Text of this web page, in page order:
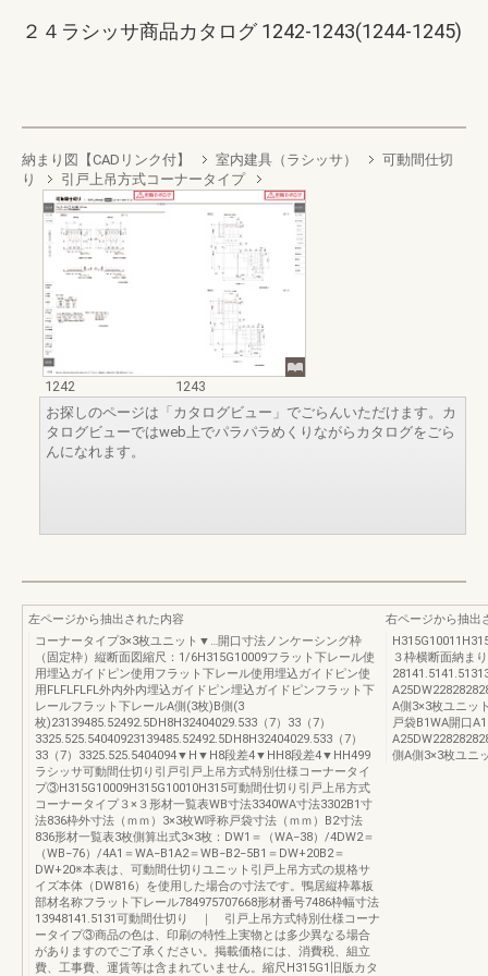
２４ラシッサ商品カタログ 1242-1243(1244-1245)
納まり図【CADリンク付】 室内建具（ラシッサ）
可動間仕切
り
引戸上吊方式コーナータイプ
1242
1243
お探しのページは「カタログビュー」でごらんいただけます。カ
タログビューではweb上でパラパラめくりながらカタログをごら
んになれます。
左ページから抽出された内容
コーナータイプ3×3枚ユニット▼…開口寸法ノンケーシング枠
（固定枠）縦断面図縮尺：1/6H315G10009フラット下レール使
用埋込ガイドピン使用フラット下レール使用埋込ガイドピン使
用FLFLFLFL外内外内埋込ガイドピン埋込ガイドピンフラット下
レールフラット下レールA側(3枚)B側(3
枚)23139485.52492.5DH8H32404029.533（7）33（7）
3325.525.54040923139485.52492.5DH8H32404029.533（7）
33（7）3325.525.5404094▼H▼H8段差4▼HH8段差4▼HH499
ラシッサ可動間仕切り引戸引戸上吊方式特別仕様コーナータイ
プ③H315G10009H315G10010H315可動間仕切り引戸上吊方式
コーナータイプ３×３形材一覧表WB寸法3340WA寸法3302B1寸
法836枠外寸法（ｍｍ）3×3枚W呼称戸袋寸法（ｍｍ）B2寸法
836形材一覧表3枚側算出式3×3枚：DW1＝（WA−38）/4DW2＝
（WB−76）/4A1＝WA−B1A2＝WB−B2−5B1＝DW+20B2＝
DW+20※本表は、可動間仕切りユニット引戸上吊方式の規格サ
イズ本体（DW816）を使用した場合の寸法です。鴨居縦枠幕板
部材名称フラット下レール784975707668形材番号7486枠幅寸法
13948141.5131可動間仕切り ｜ 引戸上吊方式特別仕様コーナ
ータイプ③商品の色は、印刷の特性上実物とは多少異なる場合
がありますのでご了承ください。掲載価格には、消費税、組立
費、工事費、運賃等は含まれていません。縮尺H315G1旧版カタ
右ページから抽出
３枠横断面納ま
A側3×3枚ユニッ
戸袋B1WA開口
側A側3×3枚ユニ